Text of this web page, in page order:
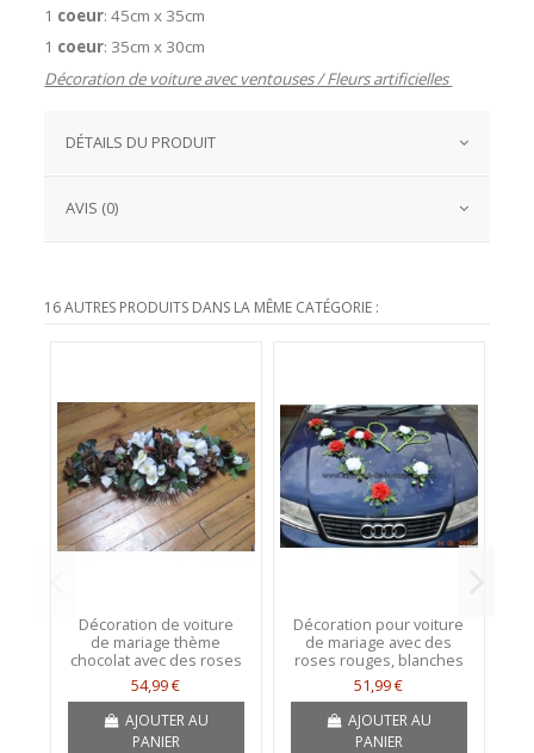
1 coeur: 45cm x 35cm
1 coeur: 35cm x 30cm
Décoration de voiture avec ventouses / Fleurs artificielles
DÉTAILS DU PRODUIT
AVIS (0)
16 AUTRES PRODUITS DANS LA MÊME CATÉGORIE :
Décoration de voiture
de mariage thème
chocolat avec des roses
54,99 €
AJOUTER AU
PANIER
Décoration pour voiture
de mariage avec des
roses rouges, blanches
51,99 €
AJOUTER AU
PANIER